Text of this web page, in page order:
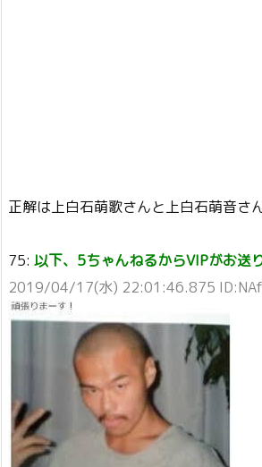
正解は上白石萌歌さんと上白石萌音さ
75: 以下、5ちゃんねるからVIPがお送
2019/04/17(水) 22:01:46.875